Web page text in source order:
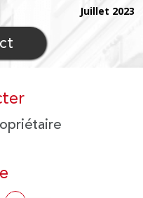
Juillet 2023